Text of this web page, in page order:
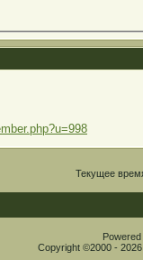
Текущее
Copyright ©2000 -